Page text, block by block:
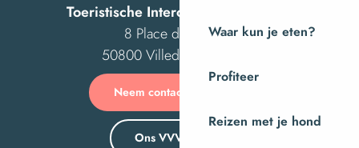
Waar kun je eten?
Profiteer
Reizen met je hond
Toeristische Intercom van Villedieu
8 Place des Costils
50800 Villedieu-les-Poêles
Neem contact met ons op
Ons VVV-kantoor